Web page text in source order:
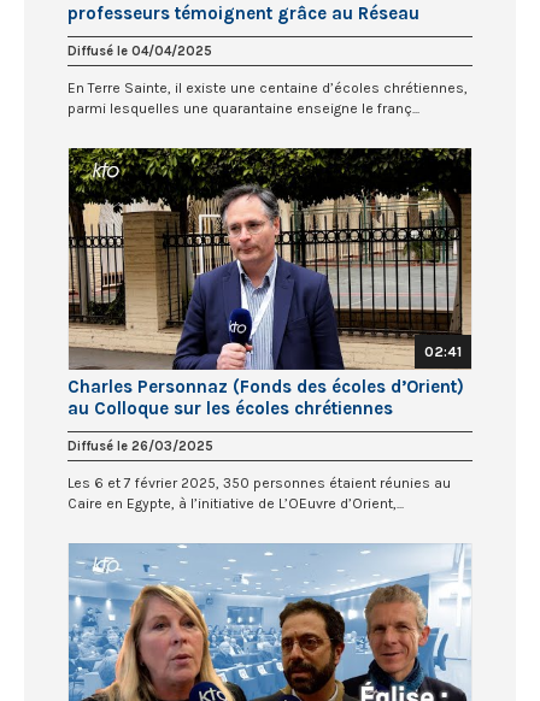
professeurs témoignent grâce au Réseau
Barnabé
Diffusé le 04/04/2025
En Terre Sainte, il existe une centaine d’écoles chrétiennes,
parmi lesquelles une quarantaine enseigne le franç...
02:41
Charles Personnaz (Fonds des écoles d’Orient)
au Colloque sur les écoles chrétiennes
francophones
Diffusé le 26/03/2025
Les 6 et 7 février 2025, 350 personnes étaient réunies au
Caire en Egypte, à l’initiative de L’OEuvre d’Orient,...